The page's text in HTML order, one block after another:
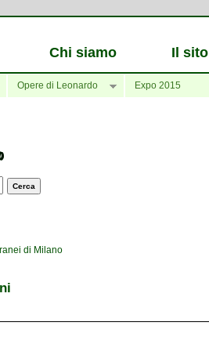
Chi siamo Il sito
Opere di Leonardo Expo 2015